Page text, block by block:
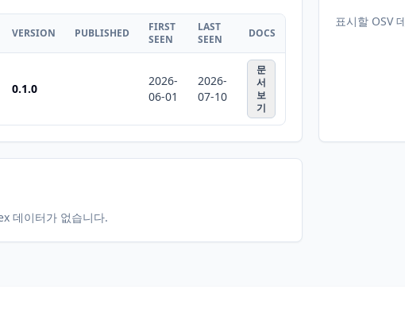
VERSION PUBLISHED
FIRST
SEEN
LAST
SEEN
DOCS
0.1.0
2026-
06-01
2026-
07-10
문
서
보
기
표시할 OSV
데이터가 없습니다.